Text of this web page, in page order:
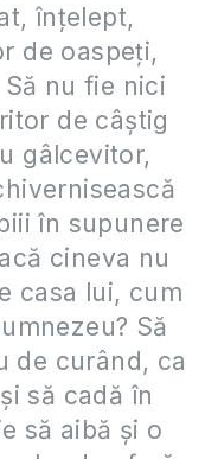
înţelept,
de oaspeţi,
nu fie nici
de câştig
gâlcevitor,
în supunere
cineva nu
casa lui, cum
Să
de curând, ca
să cadă în
să aibă şi o